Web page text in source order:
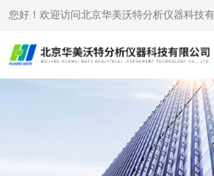
您好！欢迎访问北京华美沃特分析仪器科技